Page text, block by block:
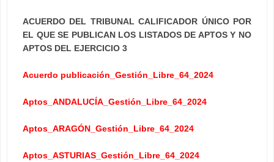
ACUERDO DEL TRIBUNAL CALIFICADOR ÚNICO POR
EL QUE SE PUBLICAN LOS LISTADOS DE APTOS Y NO
APTOS DEL EJERCICIO 3
Acuerdo publicación_Gestión_Libre_64_2024
Aptos_ANDALUCÍA_Gestión_Libre_64_2024
Aptos_ARAGÓN_Gestión_Libre_64_2024
Aptos_ASTURIAS_Gestión_Libre_64_2024